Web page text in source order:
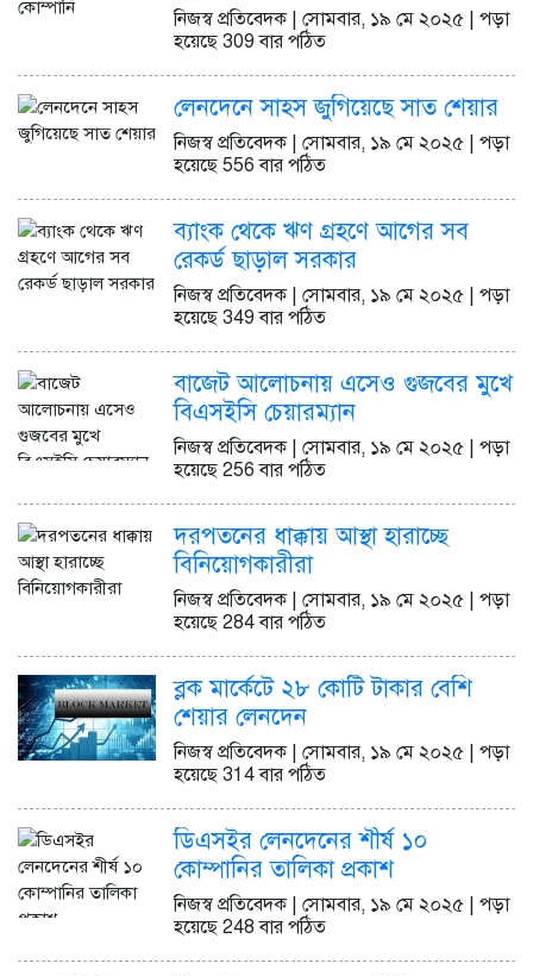
নিজস্ব প্রতিবেদক | সোমবার, ১৯ মে ২০২৫ | পড়া
হয়েছে 309 বার পঠিত
লেনদেনে সাহস জুগিয়েছে সাত শেয়ার
নিজস্ব প্রতিবেদক | সোমবার, ১৯ মে ২০২৫ | পড়া
হয়েছে 556 বার পঠিত
ব্যাংক থেকে ঋণ গ্রহণে আগের সব
রেকর্ড ছাড়াল সরকার
নিজস্ব প্রতিবেদক | সোমবার, ১৯ মে ২০২৫ | পড়া
হয়েছে 349 বার পঠিত
বাজেট আলোচনায় এসেও গুজবের মুখে
বিএসইসি চেয়ারম্যান
নিজস্ব প্রতিবেদক | সোমবার, ১৯ মে ২০২৫ | পড়া
হয়েছে 256 বার পঠিত
দরপতনের ধাক্কায় আস্থা হারাচ্ছে
বিনিয়োগকারীরা
নিজস্ব প্রতিবেদক | সোমবার, ১৯ মে ২০২৫ | পড়া
হয়েছে 284 বার পঠিত
ব্লক মার্কেটে ২৮ কোটি টাকার বেশি
শেয়ার লেনদেন
নিজস্ব প্রতিবেদক | সোমবার, ১৯ মে ২০২৫ | পড়া
হয়েছে 314 বার পঠিত
ডিএসইর লেনদেনের শীর্ষ ১০
কোম্পানির তালিকা প্রকাশ
নিজস্ব প্রতিবেদক | সোমবার, ১৯ মে ২০২৫ | পড়া
হয়েছে 248 বার পঠিত